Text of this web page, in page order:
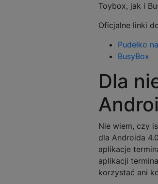
Toybox, jak i
Oficjalne linki
Pudełko
BusyBox
Dla
Nie wiem, czy
dla Androida
aplikacje
aplikacji
korzystać ani